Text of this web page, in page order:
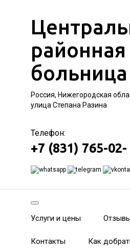
районная
больница
Россия, Нижегородская
улица Степана Разина
Телефон:
+7 (831) 765-02-
Услуги и цены
Контакты Как